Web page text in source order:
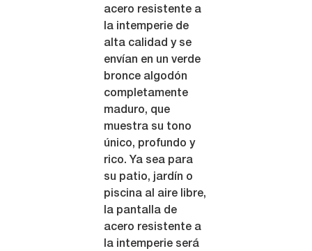
acero resistente a
la intemperie de
alta calidad y se
envían en un verde
bronce algodón
completamente
maduro, que
muestra su tono
único, profundo y
rico. Ya sea para
su patio, jardín o
piscina al aire libre,
la pantalla de
acero resistente a
la intemperie será